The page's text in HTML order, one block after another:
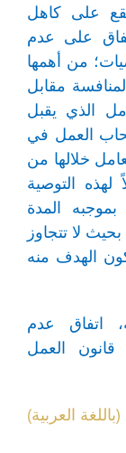
على كاهل
على عدم
من أهمها
مقابل
الذي يقبل
العمل في
خلالها من
التوصية
المدة
لا تتجاوز
الهدف منه
اتفاق عدم
قانون العمل